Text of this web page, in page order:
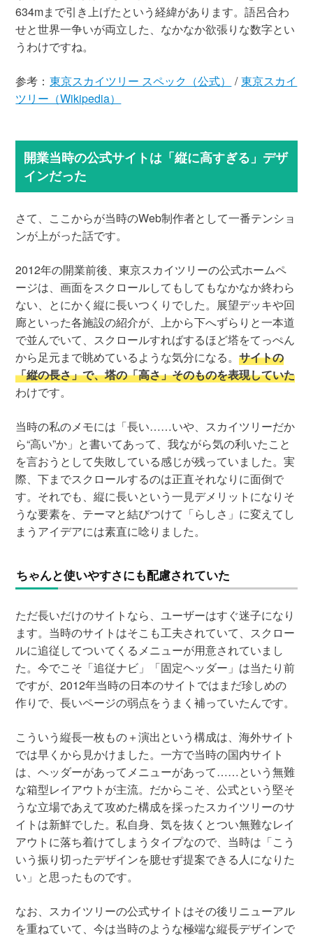
634mまで引き上げたという経緯があります。語呂合わ
せと世界一争いが両立した、なかなか欲張りな数字とい
うわけですね。
参考： 東京スカイツリー スペック（公式） /東京スカイ
ツリー（Wikipedia）
開業当時の公式サイトは「縦に高すぎる」デザ
インだった
さて、ここからが当時のWeb制作者として一番テンショ
ンが上がった話です。
2012年の開業前後、東京スカイツリーの公式ホームペ
ージは、画面をスクロールしてもしてもなかなか終わら
ない、とにかく縦に長いつくりでした。展望デッキや回
廊といった各施設の紹介が、上から下へずらりと一本道
で並んでいて、スクロールすればするほど塔をてっぺん
から足元まで眺めているような気分になる。サイトの
「縦の長さ」で、塔の「高さ」そのものを表現していた
わけです。
当時の私のメモには「長い……いや、スカイツリーだか
ら“高い”か」と書いてあって、我ながら気の利いたこと
を言おうとして失敗している感じが残っていました。実
際、下までスクロールするのは正直それなりに面倒で
す。それでも、縦に長いという一見デメリットになりそ
うな要素を、テーマと結びつけて「らしさ」に変えてし
まうアイデアには素直に唸りました。
ちゃんと使いやすさにも配慮されていた
ただ長いだけのサイトなら、ユーザーはすぐ迷子になり
ます。当時のサイトはそこも工夫されていて、スクロー
ルに追従してついてくるメニューが用意されていまし
た。今でこそ「追従ナビ」「固定ヘッダー」は当たり前
ですが、2012年当時の日本のサイトではまだ珍しめの
作りで、長いページの弱点をうまく補っていたんです。
こういう縦長一枚もの＋演出という構成は、海外サイト
では早くから見かけました。一方で当時の国内サイト
は、ヘッダーがあってメニューがあって……という無難
な箱型レイアウトが主流。だからこそ、公式という堅そ
うな立場であえて攻めた構成を採ったスカイツリーのサ
イトは新鮮でした。私自身、気を抜くとつい無難なレイ
アウトに落ち着けてしまうタイプなので、当時は「こう
いう振り切ったデザインを臆せず提案できる人になりた
い」と思ったものです。
なお、スカイツリーの公式サイトはその後リニューアル
を重ねていて、今は当時のような極端な縦長デザインで